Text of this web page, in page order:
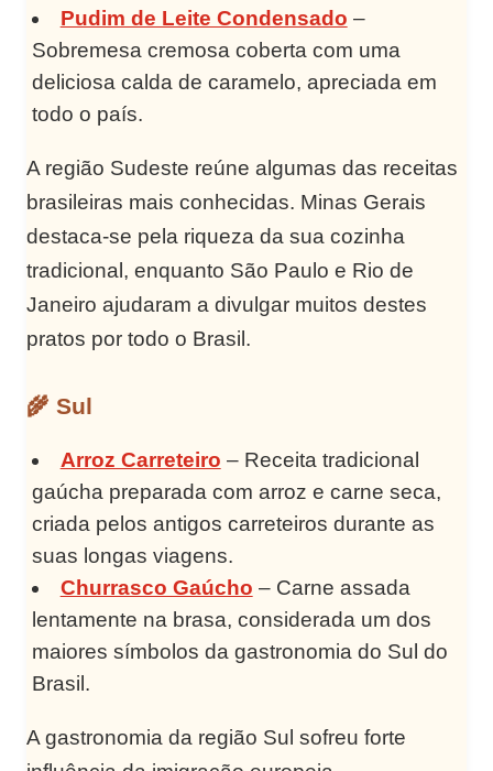
Pudim de Leite Condensado –
Sobremesa cremosa coberta com uma
deliciosa calda de caramelo, apreciada em
todo o país.
A região Sudeste reúne algumas das receitas
brasileiras mais conhecidas. Minas Gerais
destaca-se pela riqueza da sua cozinha
tradicional, enquanto São Paulo e Rio de
Janeiro ajudaram a divulgar muitos destes
pratos por todo o Brasil.
🌾 Sul
Arroz Carreteiro – Receita tradicional
gaúcha preparada com arroz e carne seca,
criada pelos antigos carreteiros durante as
suas longas viagens.
Churrasco Gaúcho – Carne assada
lentamente na brasa, considerada um dos
maiores símbolos da gastronomia do Sul do
Brasil.
A gastronomia da região Sul sofreu forte